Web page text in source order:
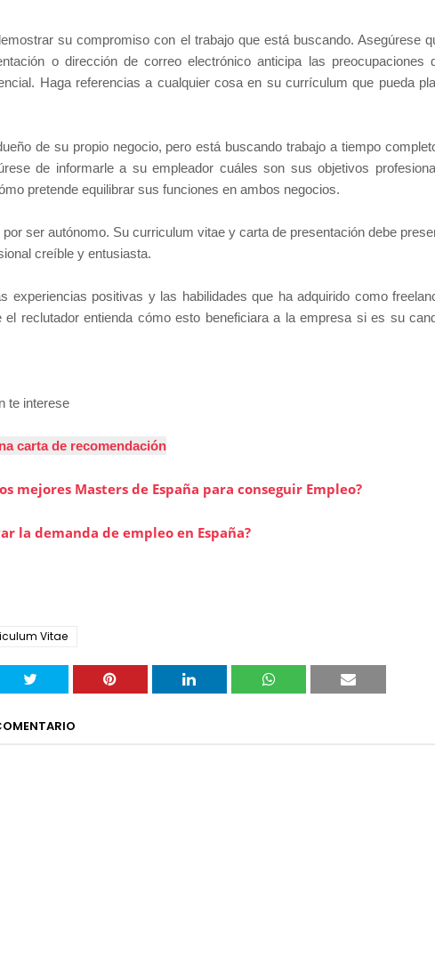
su compromiso con el trabajo que está buscando. Asegúrese
o dirección de correo electrónico anticipa las preocupaciones
Haga referencias a cualquier cosa en su currículum que pueda
de su propio negocio, pero está buscando trabajo a tiempo
de informarle a su empleador cuáles son sus objetivos
pretende equilibrar sus funciones en ambos negocios.
ser autónomo. Su curriculum vitae y carta de presentación debe
creíble y entusiasta.
experiencias positivas y las habilidades que ha adquirido como
el reclutador entienda cómo esto beneficiara a la empresa si es su
te interese
carta de recomendación
mejores Masters de España para conseguir Empleo?
la demanda de empleo en España?
Vitae